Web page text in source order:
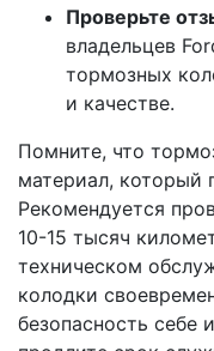
Проверьте
владельцев
тормозных
и качестве.
Помните, что
материал, который
Рекомендуется
10-15 тысяч
техническом
колодки
безопасность себе